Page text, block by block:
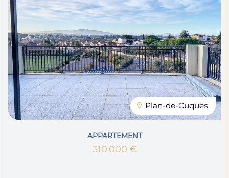
Plan-de-Cuques
APPARTEMENT
310 000 €